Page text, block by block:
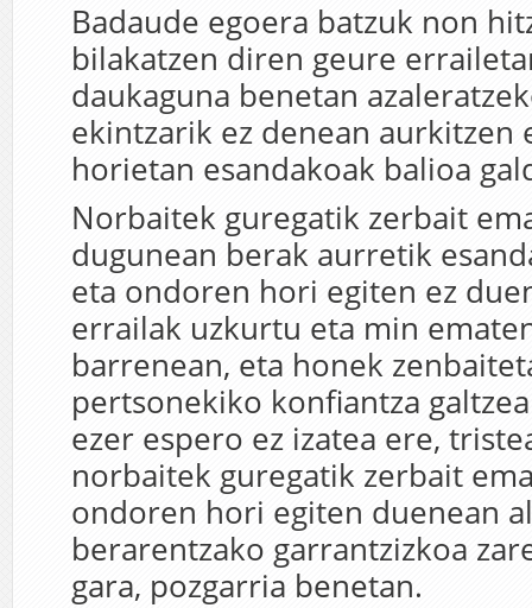
Badaude egoera batzuk non
bilakatzen diren geure
daukaguna benetan
ekintzarik ez denean aurkitzen
horietan esandakoak balioa
Norbaitek guregatik zerbait
dugunean berak aurretik
eta ondoren hori egiten ez
errailak uzkurtu eta min
barrenean, eta honek
pertsonekiko konfiantza
ezer espero ez izatea ere,
norbaitek guregatik zerbait
ondoren hori egiten duenean
berarentzako garrantzizkoa
gara, pozgarria benetan.